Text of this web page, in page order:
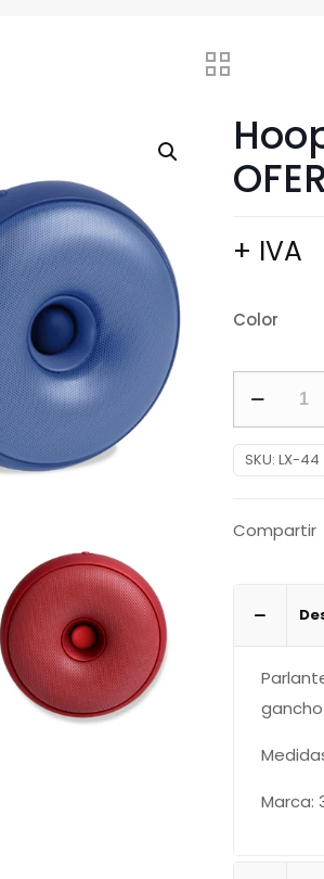
+ IVA
Color
Bluetooth
-
cantidad
SKU: LX-44
Compartir
Marca: